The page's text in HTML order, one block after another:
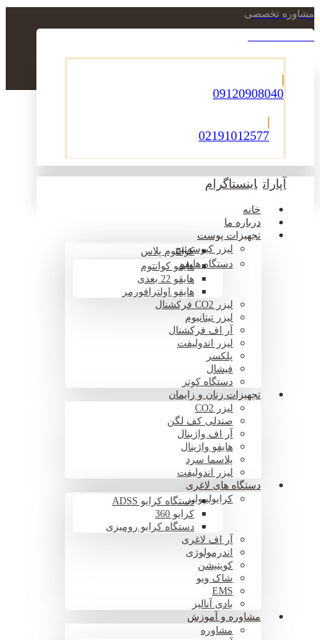
مشاوره تخصصی
09120908040
02191012577
آپارات اینستاگرام
خانه
درباره ما
تجهیزات پوست
لیزر کیوسوئیچکوانتوم پلاس
دستگاه هایفوهایفو کوانتوم
هایفو 22 بعدی
هایفو اولترافورمر
لیزر CO2 فرکشنال
لیزر تیتانیوم
آر اف فرکشنال
لیزر اندولیفت
پلکسر
فیشال
دستگاه کوتر
تجهیزات زنان و زایمان
لیزر CO2
صندلی کف لگن
آر اف واژینال
هایفو واژینال
پلاسما سرد
لیزر اندولیفت
دستگاه های لاغری
کرایولیپولیزدستگاه کرایو ADSS
کرایو 360
دستگاه کرایو رومیزی
آر اف لاغری
اندرمولوژی
کویتیشن
شاک ویو
EMS
بادی آنالیز
مشاوره و آموزش
مشاوره